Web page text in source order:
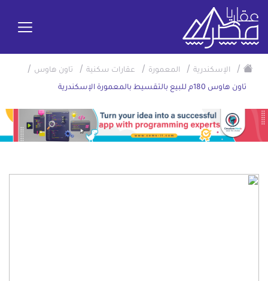
/ الإسكندرية / المعمورة / عقارات سكنية / تاون هاوس /
تاون هاوس 180م للبيع بالتقسيط بالمعمورة الإسكندرية